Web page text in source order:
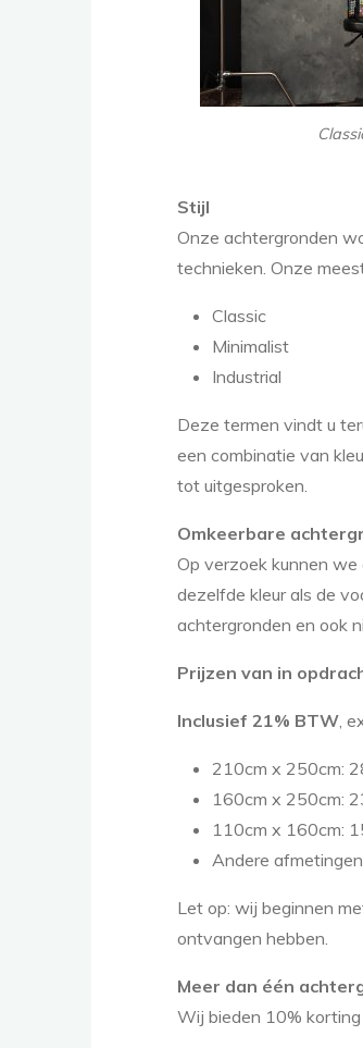
Stijl
Onze achtergronden
technieken. Onze
Classic
Minimalist
Industrial
Deze termen vindt u
een combinatie van
tot uitgesproken.
Omkeerbare
Op verzoek kunnen
dezelfde kleur als de
achtergronden en ook
Prijzen van in
Inclusief 21% BTW,
210cm x 250cm:
160cm x 250cm:
110cm x 160cm:
Andere
Let op: wij beginnen
ontvangen hebben.
Meer dan één
Wij bieden 10%